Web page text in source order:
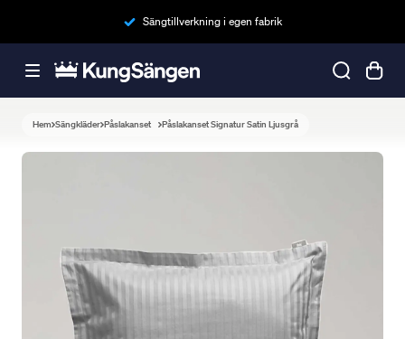
Sängtillverkning i egen fabrik
Hem Sängkläder Påslakanset Påslakanset Signatur Satin Ljusgrå